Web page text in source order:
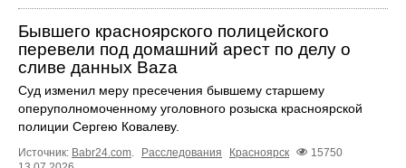
Бывшего красноярского полицейского
перевели под домашний арест по делу о
сливе данных Baza
Суд изменил меру пресечения бывшему старшему
оперуполномоченному уголовного розыска красноярской
полиции Сергею Ковалеву.
Источник: Babr24.com. Расследования Красноярск
15750